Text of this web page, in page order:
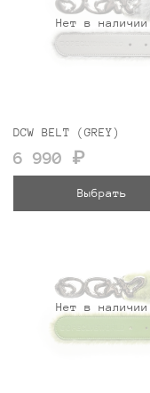
Нет в наличии
DCW BELT (GREY)
6 990 ₽
Выбрать
Нет в наличии